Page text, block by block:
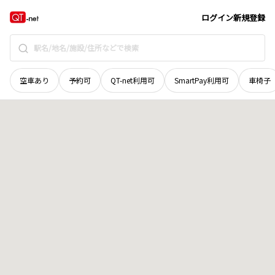
ログイン新規登録
空車あり 予約可 QT-net利用可 SmartPay利用可 車椅子
秋田県